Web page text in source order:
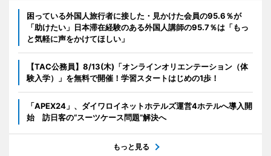
困っている外国人旅行者に接した・見かけた会員の95.6％が
「助けたい」日本滞在経験のある外国人講師の95.7％は「もっ
と気軽に声をかけてほしい」
【TAC公務員】8/13(木)「オンラインオリエンテーション（体
験入学）」を無料で開催！学習スタートはじめの1歩！
「APEX24」、ダイワロイネットホテルズ運営4ホテルへ導入開
始 訪日客の“スーツケース問題”解決へ
もっと見る